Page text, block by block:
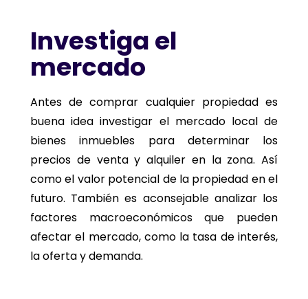
Investiga el
mercado
Antes de comprar cualquier propiedad es
buena idea investigar el mercado local de
bienes inmuebles para determinar los
precios de venta y alquiler en la zona. Así
como el valor potencial de la propiedad en el
futuro. También es aconsejable analizar los
factores macroeconómicos que pueden
afectar el mercado, como la tasa de interés,
la oferta y demanda.